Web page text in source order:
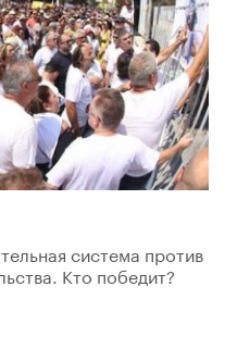
система против
Кто победит?